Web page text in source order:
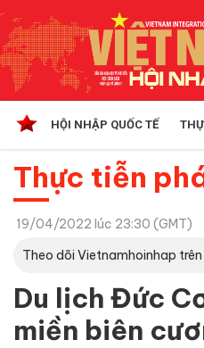
HỘI NHẬP QUỐC TẾ
Thực tiễn
19/04/2022 lúc 23:30 (GMT)
Theo dõi Vietnamhoinhap trên
Du lịch Đức
miền biên